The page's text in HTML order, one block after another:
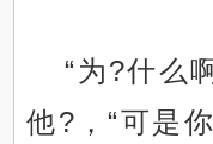
“为?什么
他?，“可是